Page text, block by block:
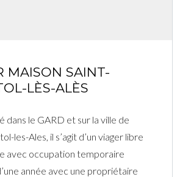
CONNEXION
de passe perdu ?
MAISON SAINT-
LÈS-ALÈS
dans le GARD et sur la ville de
les-Ales, il s’agit d’un viager libre
avec occupation temporaire
année avec une propriétaire